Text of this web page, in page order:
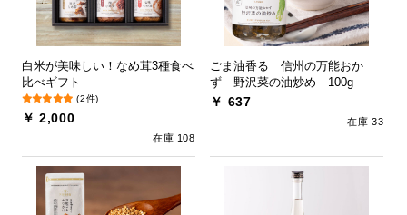
白米が美味しい！なめ茸3種食べ
比べギフト
(2件)
￥ 2,000
在庫 108
ごま油香る 信州の万能おか
ず 野沢菜の油炒め 100g
￥ 637
在庫 33